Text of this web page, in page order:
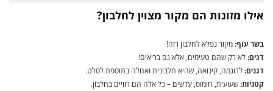
אילו מזונות הם מקור מצוין לחלבון?
בשר עוף:מקור נפלא לחלבון רזה!
דגים:לא רק שהם טעימים, אלא גם בריאים!
דגנים:לדוגמה, קינואה, שהיא חלבונית ואחלה בתוספת לסלט.
קטניות:שעועית, חומוס, עדשים – כל אלה הם רוויים בחלבון.